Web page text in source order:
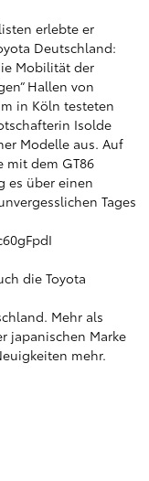
erlebte er
Deutschland:
Mobilität der
Hallen von
in Köln testeten
Isolde
Modelle aus. Auf
mit dem GT86
es über einen
Tages
die Toyota
. Mehr als
japanischen Marke
mehr.